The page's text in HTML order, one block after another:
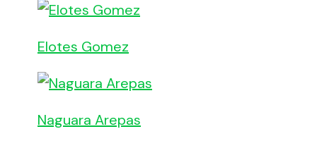
Elotes Gomez
Naguara Arepas